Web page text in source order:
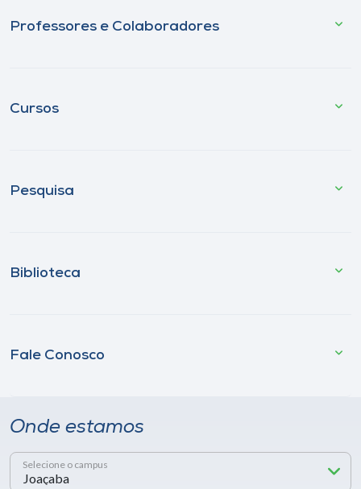
Professores e Colaboradores
Cursos
Pesquisa
Biblioteca
Fale Conosco
Onde estamos
Selecione o campus